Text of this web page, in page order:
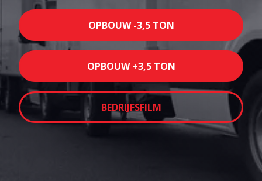
OPBOUW -3,5 TON
OPBOUW +3,5 TON
BEDRIJFSFILM